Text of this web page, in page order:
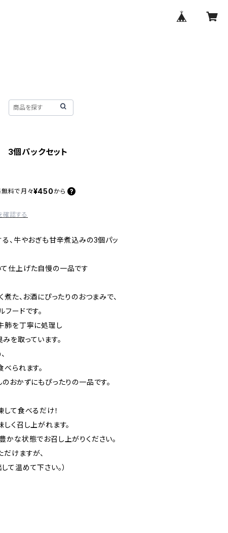
パックセット
料で月々¥450 から
確認する
、牛やおぎも甘辛煮込みの3個パッ
仕上げた自慢の一品です
煮た、お酒にぴったりのおつまみで、
ードです。
肺を丁寧に処理し
を取っています。
られます。
おかずにもぴったりの一品です。
して食べるだけ！
く召し上がれます。
かな状態でお召し上がりください。
けますが、
温めて下さい。）